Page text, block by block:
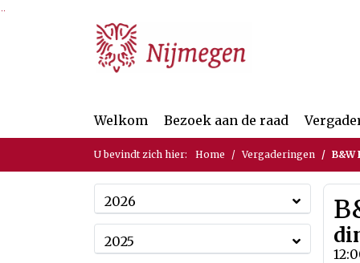
Ga naar de inhoud van deze pagina
Ga naar het zoeken
Ga naar het menu
Welkom Bezoek aan de raad
U bevindt zich hier: Home Vergaderingen B&W
2026
2025